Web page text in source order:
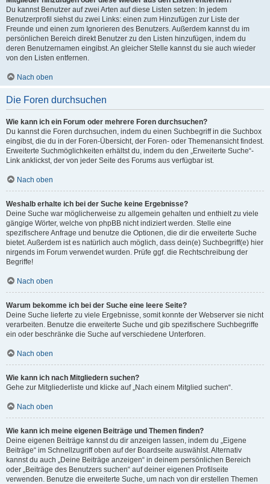
Du kannst Benutzer auf zwei Arten auf diese Listen setzen: In jedem
Benutzerprofil siehst du zwei Links: einen zum Hinzufügen zur Liste der
Freunde und einen zum Ignorieren des Benutzers. Außerdem kannst du im
persönlichen Bereich direkt Benutzer zu den Listen hinzufügen, indem du
deren Benutzernamen eingibst. An gleicher Stelle kannst du sie auch wieder
von den Listen entfernen.
Nach oben
Die Foren durchsuchen
Wie kann ich ein Forum oder mehrere Foren durchsuchen?
Du kannst die Foren durchsuchen, indem du einen Suchbegriff in die Suchbox
eingibst, die du in der Foren-Übersicht, der Foren- oder Themenansicht findest.
Erweiterte Suchmöglichkeiten erhältst du, indem du den „Erweiterte Suche“-
Link anklickst, der von jeder Seite des Forums aus verfügbar ist.
Nach oben
Weshalb erhalte ich bei der Suche keine Ergebnisse?
Deine Suche war möglicherweise zu allgemein gehalten und enthielt zu viele
gängige Wörter, welche von phpBB nicht indiziert werden. Stelle eine
spezifischere Anfrage und benutze die Optionen, die dir die erweiterte Suche
bietet. Außerdem ist es natürlich auch möglich, dass dein(e) Suchbegriff(e) hier
nirgends im Forum verwendet wurden. Prüfe ggf. die Rechtschreibung der
Begriffe!
Nach oben
Warum bekomme ich bei der Suche eine leere Seite?
Deine Suche lieferte zu viele Ergebnisse, somit konnte der Webserver sie nicht
verarbeiten. Benutze die erweiterte Suche und gib spezifischere Suchbegriffe
ein oder beschränke die Suche auf verschiedene Unterforen.
Nach oben
Wie kann ich nach Mitgliedern suchen?
Gehe zur Mitgliederliste und klicke auf „Nach einem Mitglied suchen“.
Nach oben
Wie kann ich meine eigenen Beiträge und Themen finden?
Deine eigenen Beiträge kannst du dir anzeigen lassen, indem du „Eigene
Beiträge“ im Schnellzugriff oben auf der Boardseite auswählst. Alternativ
kannst du auch „Deine Beiträge anzeigen“ in deinem persönlichen Bereich
oder „Beiträge des Benutzers suchen“ auf deiner eigenen Profilseite
verwenden. Benutze die erweiterte Suche, um nach von dir erstellen Themen